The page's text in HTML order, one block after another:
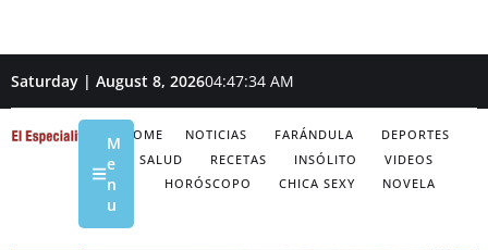
Saturday | August 8, 202604:47:35 AM
HOME NOTICIAS FARÁNDULA
DEPORTES
SALUD
RECETAS INSÓLITO
VIDEOS
HORÓSCOPO
CHICA SEXY NOVELA
M
e
n
u